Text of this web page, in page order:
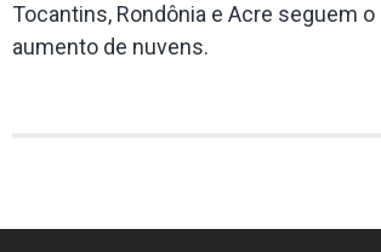
Tocantins, Rondônia e Acre seguem
aumento de nuvens.